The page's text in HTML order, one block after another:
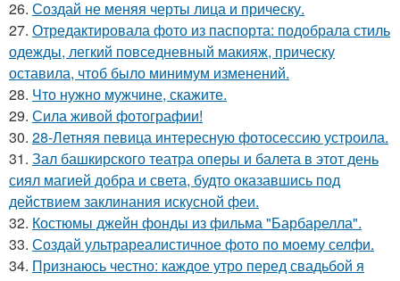
26. Создай не меняя черты лица и прическу.
27. Отредактировала фото из паспорта: подобрала стиль
одежды, легкий повседневный макияж, прическу
оставила, чтоб было минимум изменений.
28. Что нужно мужчине, скажите.
29. Сила живой фотографии!
30. 28-Летняя певица интересную фотосессию устроила.
31. Зал башкирского театра оперы и балета в этот день
сиял магией добра и света, будто оказавшись под
действием заклинания искусной феи.
32. Костюмы джейн фонды из фильма "Барбарелла".
33. Создай ультрареалистичное фото по моему селфи.
34. Признаюсь честно: каждое утро перед свадьбой я